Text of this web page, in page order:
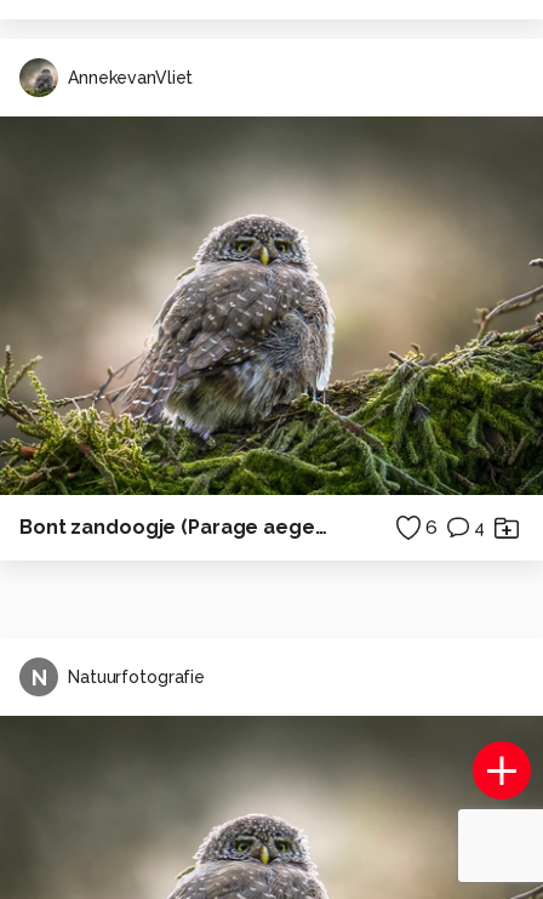
AnnekevanVliet
Bont zandoogje (Parage aegeria) 6 4
N Natuurfotografie